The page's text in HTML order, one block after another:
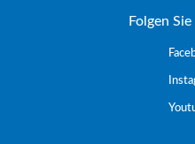
Folgen Sie